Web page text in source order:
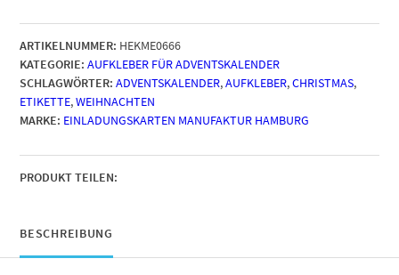
1
bis
24
/
Blau
Rechnen
/
Etiketten
/
Weihnachtskalender
ARTIKELNUMMER: HEKME0666
KATEGORIE: AUFKLEBER FÜR ADVENTSKALENDER
SCHLAGWÖRTER: ADVENTSKALENDER,AUFKLEBER,CHRISTMAS,
ETIKETTE,WEIHNACHTEN
MARKE: EINLADUNGSKARTEN MANUFAKTUR HAMBURG
PRODUKT TEILEN:
BESCHREIBUNG